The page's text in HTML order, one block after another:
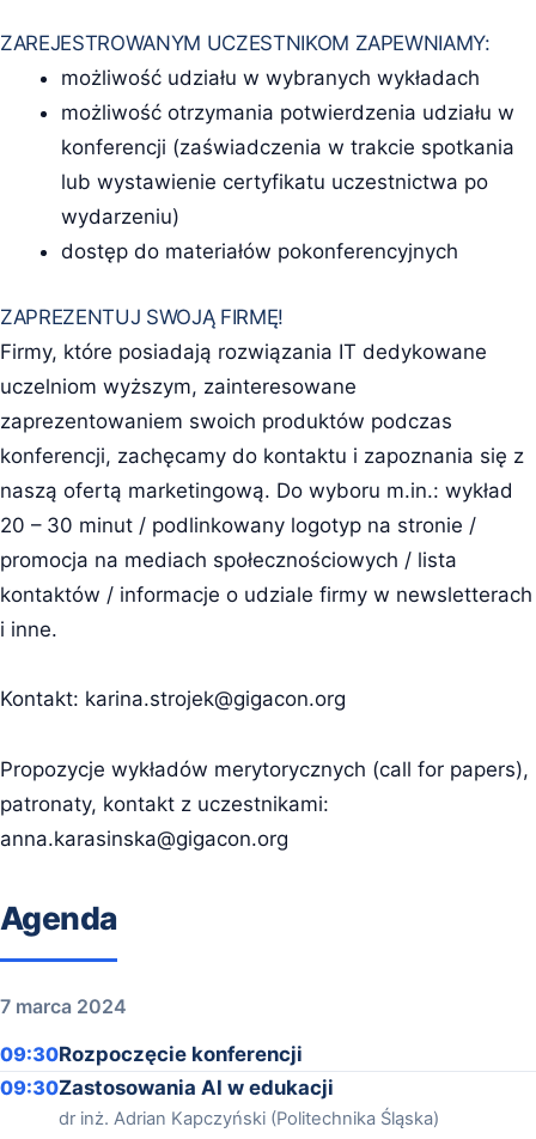
ZAREJESTROWANYM UCZESTNIKOM ZAPEWNIAMY:
możliwość udziału w wybranych wykładach
możliwość otrzymania potwierdzenia udziału w
konferencji (zaświadczenia w trakcie spotkania
lub wystawienie certyfikatu uczestnictwa po
wydarzeniu)
dostęp do materiałów pokonferencyjnych
ZAPREZENTUJ SWOJĄ FIRMĘ!
Firmy, które posiadają rozwiązania IT dedykowane
uczelniom wyższym, zainteresowane
zaprezentowaniem swoich produktów podczas
konferencji, zachęcamy do kontaktu i zapoznania się z
naszą ofertą marketingową. Do wyboru m.in.: wykład
20 – 30 minut / podlinkowany logotyp na stronie /
promocja na mediach społecznościowych / lista
kontaktów / informacje o udziale firmy w newsletterach
i inne.
Kontakt: karina.strojek@gigacon.org
Propozycje wykładów merytorycznych (call for papers),
patronaty, kontakt z uczestnikami:
anna.karasinska@gigacon.org
Agenda
7 marca 2024
09:30Rozpoczęcie konferencji
09:30Zastosowania AI w edukacji
dr inż. Adrian Kapczyński (Politechnika Śląska)